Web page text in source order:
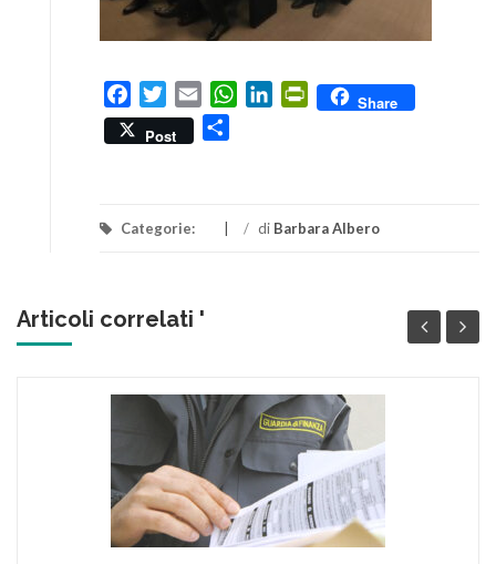
FacebookTwitterEmail WhatsApp
LinkedInPrintFriendly
Share
Post
Categorie: / di Barbara Albero
Articoli correlati '